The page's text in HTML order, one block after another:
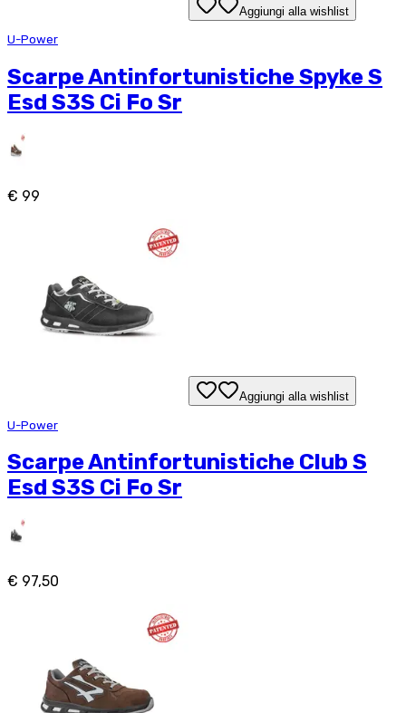
Aggiungi alla wishlist
U-Power
Scarpe Antinfortunistiche Spyke S
Esd S3S Ci Fo Sr
€ 99
Aggiungi alla wishlist
U-Power
Scarpe Antinfortunistiche Club S
Esd S3S Ci Fo Sr
€ 97,50